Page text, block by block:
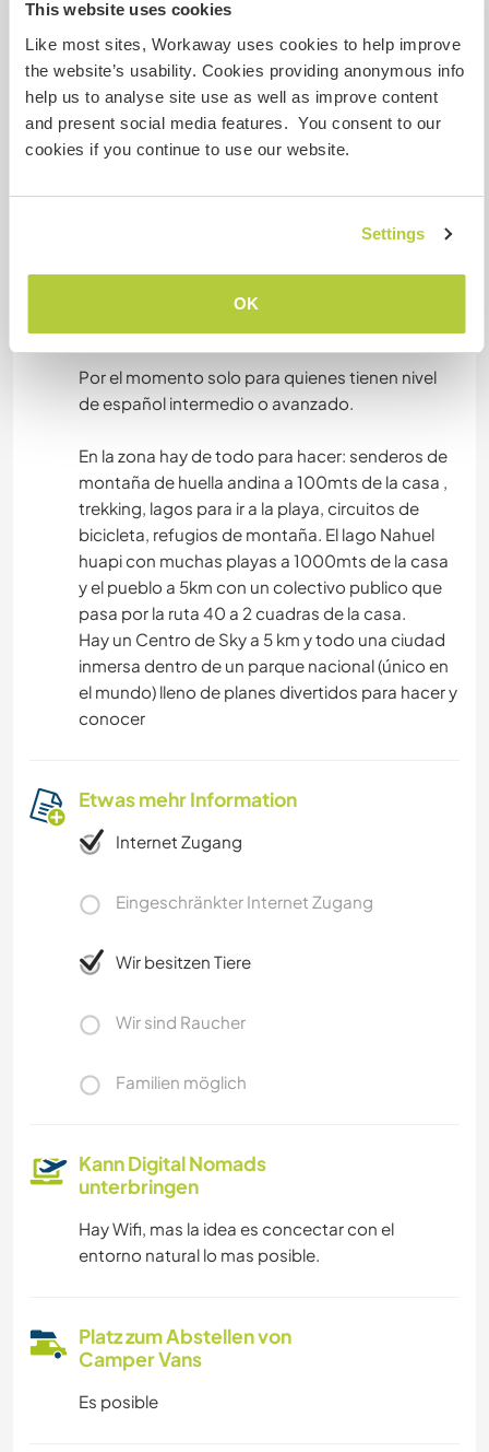
This website uses cookies
Like most sites, Workaway uses cookies to help improve
the website’s usability. Cookies providing anonymous info
help us to analyse site use as well as improve content
and present social media features. You consent to our
cookies if you continue to use our website.
Settings
OK
In the area there is everything to do: Andean
mountain trails 100 meters from the house,
trekking, lakes to go to the beach, bicycle
circuits, mountain refuges. Lake Nahuel Huapi
with many beaches 1000 meters from the house
passes by route 40 2 blocks from the house.
city immersed in a national park (unique in the
world) full of fun plans to do and see.
Por el momento solo para quienes tienen nivel
de español intermedio o avanzado.
En la zona hay de todo para hacer: senderos de
montaña de huella andina a 100mts de la casa ,
trekking, lagos para ir a la playa, circuitos de
bicicleta, refugios de montaña. El lago Nahuel
huapi con muchas playas a 1000mts de la casa
y el pueblo a 5km con un colectivo publico que
pasa por la ruta 40 a 2 cuadras de la casa.
Hay un Centro de Sky a 5 km y todo una ciudad
inmersa dentro de un parque nacional (único en
el mundo) lleno de planes divertidos para hacer y
conocer
Etwas mehr Information
Internet Zugang
Eingeschränkter Internet Zugang
Wir besitzen Tiere
Wir sind Raucher
Familien möglich
Kann Digital Nomads
unterbringen
Hay Wifi, mas la idea es concectar con el
entorno natural lo mas posible.
Platz zum Abstellen von
Camper Vans
Es posible